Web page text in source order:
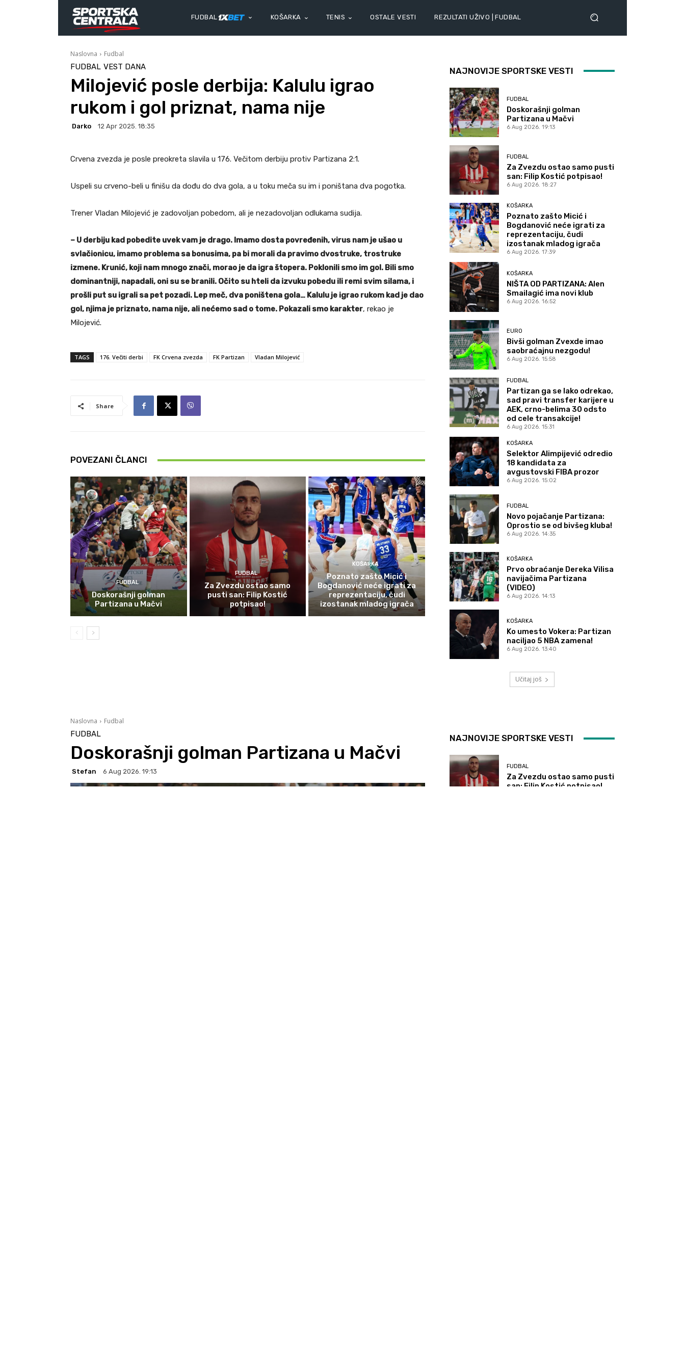
FUDBAL KOŠARKA TENIS OSTALE VESTI REZULTATI UŽIVO | FUDBAL
Naslovna Fudbal
FUDBAL VEST DANA
Milojević posle derbija: Kalulu igrao
rukom i gol priznat, nama nije
Darko 12 Apr 2025. 18:35
Crvena zvezda je posle preokreta slavila u 176. Večitom derbiju protiv Partizana 2:1.
Uspeli su crveno-beli u finišu da dođu do dva gola, a u toku meča su im i poništana dva pogotka.
Trener Vladan Milojević je zadovoljan pobedom, ali je nezadovoljan odlukama sudija.
– U derbiju kad pobedite uvek vam je drago. Imamo dosta povređenih, virus nam je ušao u
svlačionicu, imamo problema sa bonusima, pa bi morali da pravimo dvostruke, trostruke
izmene. Krunić, koji nam mnogo znači, morao je da igra štopera. Poklonili smo im gol. Bili smo
dominantniji, napadali, oni su se branili. Očito su hteli da izvuku pobedu ili remi svim silama, i
prošli put su igrali sa pet pozadi. Lep meč, dva poništena gola… Kalulu je igrao rukom kad je dao
gol, njima je priznato, nama nije, ali nećemo sad o tome. Pokazali smo karakter, rekao je
Milojević.
TAGS 176. Večiti derbi FK Crvena zvezda FK Partizan Vladan Milojević
Share
POVEZANI ČLANCI
FUDBAL
Doskorašnji golman
Partizana u Mačvi
FUDBAL
Za Zvezdu ostao samo
pusti san: Filip Kostić
potpisao!
KOŠARKA
Poznato zašto Micić i
Bogdanović neće igrati za
reprezentaciju, čudi
izostanak mladog igrača
NAJNOVIJE SPORTSKE VESTI
FUDBAL
Doskorašnji golman
Partizana u Mačvi
6 Aug 2026. 19:13
FUDBAL
Za Zvezdu ostao samo pusti
san: Filip Kostić potpisao!
6 Aug 2026. 18:27
KOŠARKA
Poznato zašto Micić i
Bogdanović neće igrati za
reprezentaciju, čudi
izostanak mladog igrača
6 Aug 2026. 17:39
KOŠARKA
NIŠTA OD PARTIZANA: Alen
Smailagić ima novi klub
6 Aug 2026. 16:52
EURO
Bivši golman Zvexde imao
saobraćajnu nezgodu!
6 Aug 2026. 15:58
FUDBAL
Partizan ga se lako odrekao,
sad pravi transfer karijere u
AEK, crno-belima 30 odsto
od cele transakcije!
6 Aug 2026. 15:31
KOŠARKA
Selektor Alimpijević odredio
18 kandidata za
avgustovski FIBA prozor
6 Aug 2026. 15:02
FUDBAL
Novo pojačanje Partizana:
Oprostio se od bivšeg kluba!
6 Aug 2026. 14:35
KOŠARKA
Prvo obraćanje Dereka Vilisa
navijačima Partizana
(VIDEO)
6 Aug 2026. 14:13
KOŠARKA
Ko umesto Vokera: Partizan
naciljao 5 NBA zamena!
6 Aug 2026. 13:40
Učitaj još